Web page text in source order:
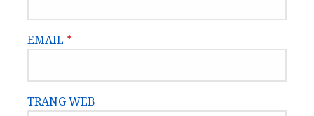
EMAIL *
TRANG WEB